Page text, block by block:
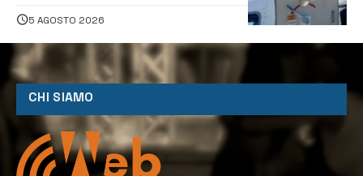
5 AGOSTO 2026
CHI SIAMO